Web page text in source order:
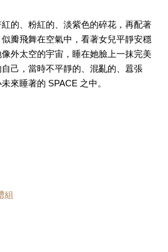
的、粉紅的、淡紫色的碎花，再配著
瓣飛舞在空氣中，看著女兒平靜安穩
外太空的宇宙，睡在她臉上一抹完美
己，當時不平靜的、混亂的、囂張
來睡著的 SPACE 之中。
組